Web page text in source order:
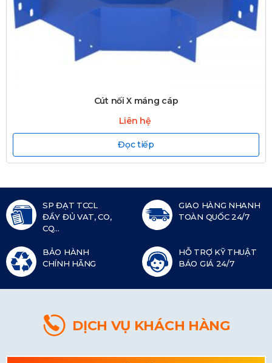
Cút nối X máng cáp
Liên hệ
Đọc tiếp
SP ĐẠT TCCL
ĐẦY ĐỦ VAT, CO,
CQ...
GIAO HÀNG NHANH
TOÀN QUỐC 24/7
BẢO HÀNH
CHÍNH HÃNG
HỖ TRỢ KỸ THUẬT
BÁO GIÁ 24/7
DỊCH VỤ KHÁCH HÀNG